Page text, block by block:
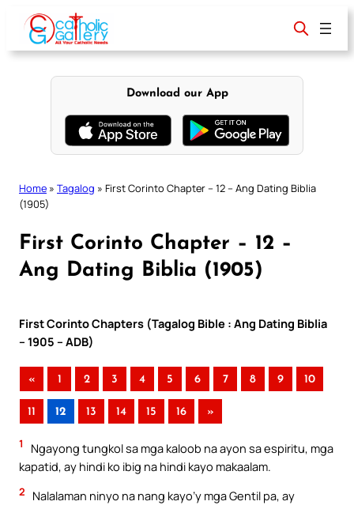
content
Download our App
Home » Tagalog » First Corinto Chapter – 12 – Ang Dating Biblia
(1905)
First Corinto Chapter – 12 –
Ang Dating Biblia (1905)
First Corinto Chapters (Tagalog Bible : Ang Dating Biblia
– 1905 – ADB)
« 1 2 3 4 5 6 7 8 9 10
11 12 13 14 15 16 »
1
Ngayong tungkol sa mga kaloob na ayon sa espiritu, mga
kapatid, ay hindi ko ibig na hindi kayo makaalam.
2
Nalalaman ninyo na nang kayo’y mga Gentil pa, ay